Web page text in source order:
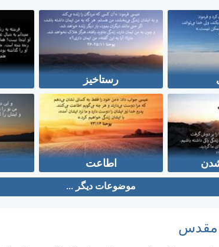
رستاخیز
اطاعت
موضوعات دیگر ...
مقدس